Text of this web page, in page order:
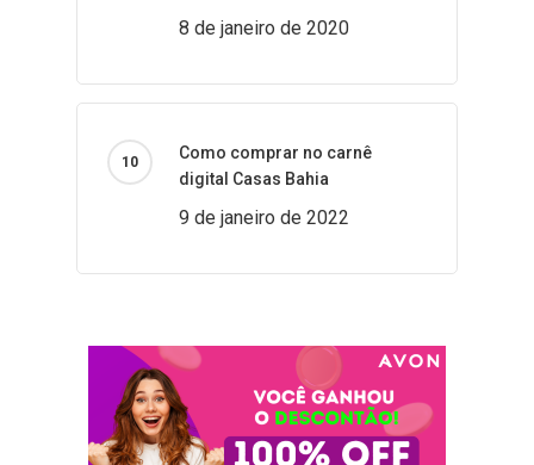
8 de janeiro de 2020
Como comprar no carnê
digital Casas Bahia
9 de janeiro de 2022